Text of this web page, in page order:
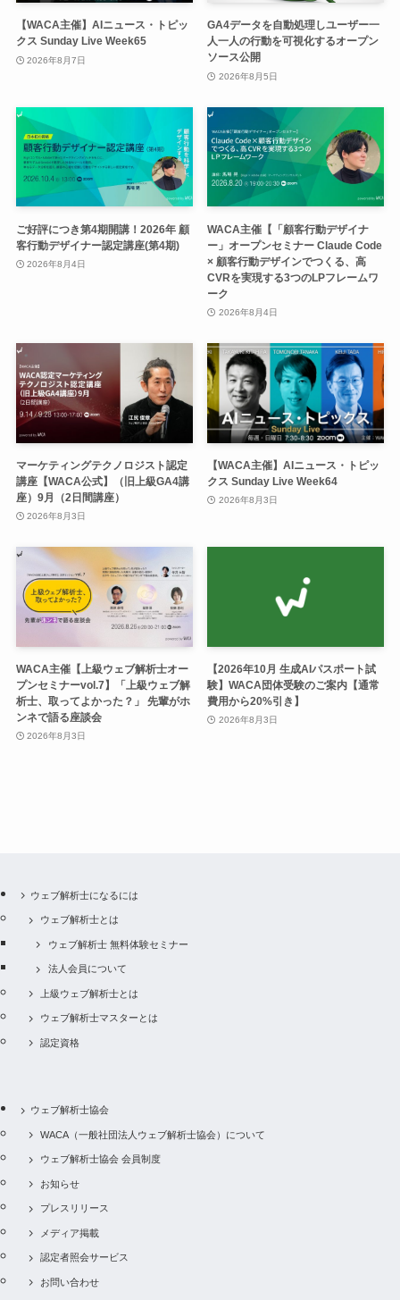
【WACA主催】AIニュース・トピッ
クス Sunday Live Week65
2026年8月7日
GA4データを自動処理しユーザー一
人一人の行動を可視化するオープン
ソース公開
2026年8月5日
ご好評につき第4期開講！2026年 顧
客行動デザイナー認定講座(第4期)
2026年8月4日
WACA主催【「顧客行動デザイナ
ー」オープンセミナー Claude Code
× 顧客行動デザインでつくる、高
CVRを実現する3つのLPフレームワ
ーク
2026年8月4日
マーケティングテクノロジスト認定
講座【WACA公式】（旧上級GA4講
座）9月（2日間講座）
2026年8月3日
【WACA主催】AIニュース・トピッ
クス Sunday Live Week64
2026年8月3日
WACA主催【上級ウェブ解析士オー
プンセミナーvol.7】「上級ウェブ解
析士、取ってよかった？」 先輩がホ
ンネで語る座談会
2026年8月3日
【2026年10月 生成AIパスポート試
験】WACA団体受験のご案内【通常
費用から20%引き】
2026年8月3日
ウェブ解析士になるには
ウェブ解析士とは
ウェブ解析士 無料体験セミナー
法人会員について
上級ウェブ解析士とは
ウェブ解析士マスターとは
認定資格
ウェブ解析士協会
WACA（一般社団法人ウェブ解析士協会）について
ウェブ解析士協会 会員制度
お知らせ
プレスリリース
メディア掲載
認定者照会サービス
お問い合わせ